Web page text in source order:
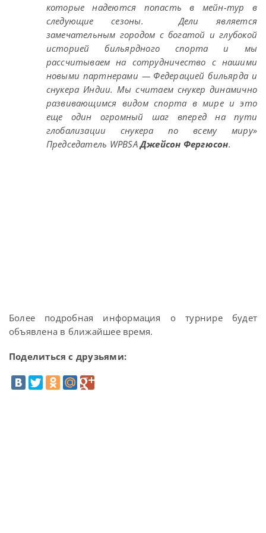
которые надеются попасть в мейн-тур в
следующие сезоны. Дели является
замечательным городом с богатой и глубокой
историей бильярдного спорта и мы
рассчитываем на сотрудничество с нашими
новыми партнерами — Федерацией бильярда и
снукера Индии. Мы считаем снукер динамично
развивающимся видом спорта в мире и это
еще один огромный шаг вперед на пути
глобализации снукера по всему миру»
Председатель WPBSAДжейсон Фергюсон.
Более подробная информация о турнире будет
объявлена в ближайшее время.
Поделиться с друзьями: